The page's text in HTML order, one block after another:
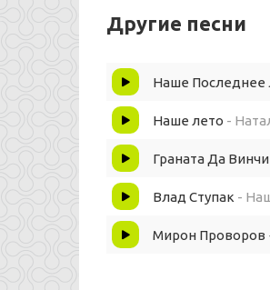
Я не забуду наше лето с
наше лето с тобой,
Я не забуду наше лето с
Другие песни
Наше Последнее
Наше лето -
Граната Да Винчи
Влад Ступак -
Мирон Проворов